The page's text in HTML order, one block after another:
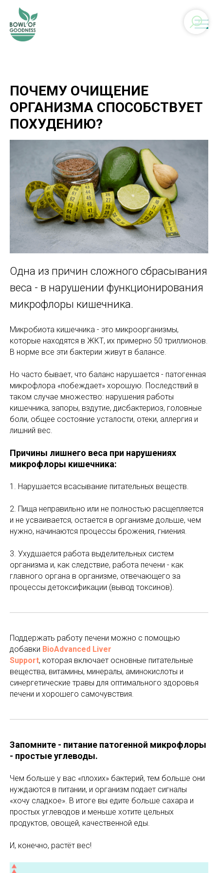
ПОЧЕМУ ОЧИЩЕНИЕ
ОРГАНИЗМА СПОСОБСТВУЕТ
ПОХУДЕНИЮ?
Одна из причин сложного сбрасывания
веса - в нарушении функционирования
микрофлоры кишечника.
Микробиота кишечника - это микроорганизмы,
которые находятся в ЖКТ, их примерно 50 триллионов.
В норме все эти бактерии живут в балансе.
Но часто бывает, что баланс нарушается - патогенная
микрофлора «побеждает» хорошую. Последствий в
таком случае множество: нарушения работы
кишечника, запоры, вздутие, дисбактериоз, головные
боли, общее состояние усталости, отеки, аллергия и
лишний вес.
Причины лишнего веса при нарушениях
микрофлоры кишечника:
1. Нарушается всасывание питательных веществ.
2. Пища неправильно или не полностью расщепляется
и не усваивается, остается в организме дольше, чем
нужно, начинаются процессы брожения, гниения.
3. Ухудшается работа выделительных систем
организма и, как следствие, работа печени - как
главного органа в организме, отвечающего за
процессы детоксификации (вывод токсинов).
Поддержать работу печени можно с помощью
добавки BioAdvanced Liver
Support, которая включает основные питательные
вещества, витамины, минералы, аминокислоты и
синергетические травы для оптимального здоровья
печени и хорошего самочувствия.
Запомните - питание патогенной микрофлоры
- простые углеводы.
Чем больше у вас «плохих» бактерий, тем больше они
нуждаются в питании, и организм подает сигналы
«хочу сладкое». В итоге вы едите больше сахара и
простых углеводов и меньше хотите цельных
продуктов, овощей, качественной еды.
И, конечно, растёт вес!